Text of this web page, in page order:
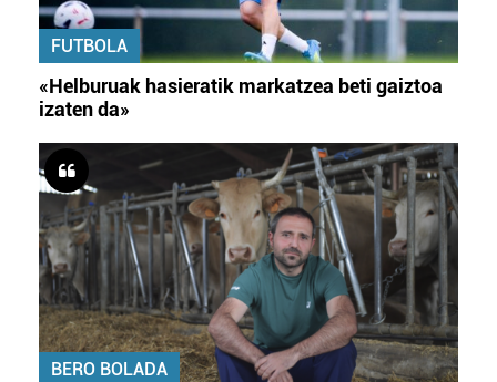
FUTBOLA
«Helburuak hasieratik markatzea beti gaiztoa
izaten da»
BERO BOLADA